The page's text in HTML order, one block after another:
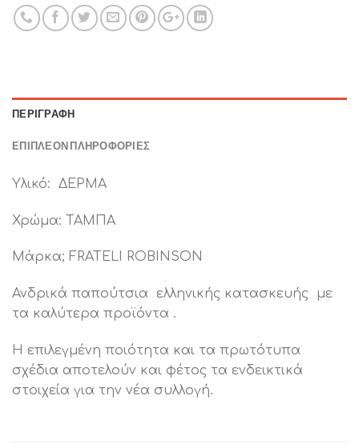
ΠΕΡΙΓΡΑΦΉ
ΕΠΙΠΛΈΟΝ ΠΛΗΡΟΦΟΡΊΕΣ
Υλικό: ΔΕΡΜΑ
Χρώμα: ΤΑΜΠΑ
Μάρκα; FRATELI ROBINSON
Ανδρικά παπούτσια ελληνικής κατασκευής με
τα καλύτερα προϊόντα .
Η επιλεγμένη ποιότητα και τα πρωτότυπα
σχέδια αποτελούν και φέτος τα ενδεικτικά
στοιχεία για την νέα συλλογή.